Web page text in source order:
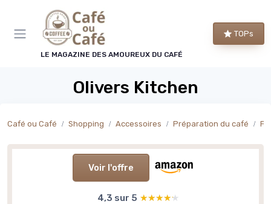
LE MAGAZINE DES AMOUREUX DU CAFÉ
TOPs
Olivers Kitchen
Café ou Café Shopping Accessoires Préparation du café
Voir l'offre
4,3 sur 5 ★★★★★
★★★★★
Panneau de gestion des cookies